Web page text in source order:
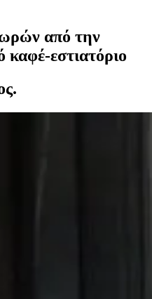
από την
εστιατόριο